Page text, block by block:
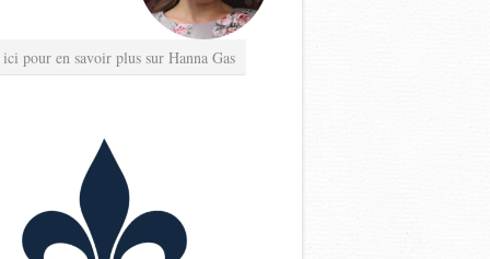
pour en savoir plus sur Hanna Gas